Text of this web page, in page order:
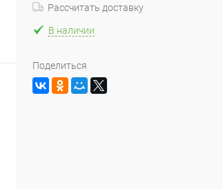
Рассчитать доставку
В наличии
Поделиться